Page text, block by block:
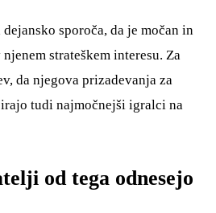
sporoča, da je močan in
strateškem interesu. Za
da njegova prizadevanja za
tudi najmočnejši igralci na
od tega odnesejo